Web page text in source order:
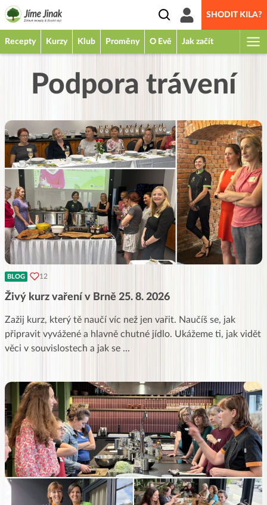
SHODIT KILA?
Recepty Kurzy Klub Proměny O Evě Jak začít
Podpora trávení
BLOG 12
Živý kurz vaření v Brně 25. 8. 2026
Zažij kurz, který tě naučí víc než jen vařit. Naučíš se, jak
připravit vyvážené a hlavně chutné jídlo. Ukážeme ti, jak vidět
věci v souvislostech a jak se ...